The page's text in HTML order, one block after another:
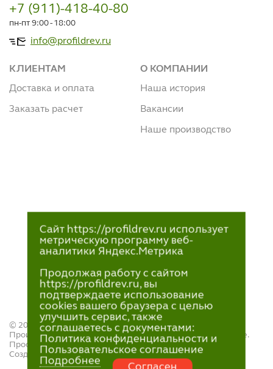
+7 (911)-418-40-80
пн-пт 9:00 - 18:00
info@profildrev.ru
КЛИЕНТАМ
Доставка и оплата
Заказать расчет
О КОМПАНИИ
Наша история
Вакансии
Наше производство
© 2021—2023
Производство и продажа пиломатериалов в Петрозаводске.
ПрофильДрев.
Создание и поддержка сайта — «Артлекс»
Сайт https://profildrev.ru использует
метрическую программу веб-
аналитики Яндекс.Метрика
Продолжая работу с сайтом
https://profildrev.ru, вы
подтверждаете использование
cookies вашего браузера с целью
улучшить сервис, также
соглашаетесь с документами:
Политика конфиденциальности и
Пользовательское соглашение
Подробнее